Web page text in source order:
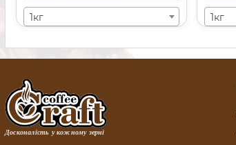
1кг 1кг
Досконалість у кожному зерні